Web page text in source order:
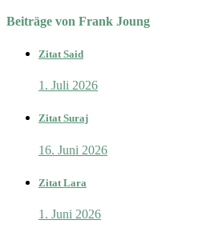
Beiträge von Frank Joung
Zitat Said
1. Juli 2026
Zitat Suraj
16. Juni 2026
Zitat Lara
1. Juni 2026